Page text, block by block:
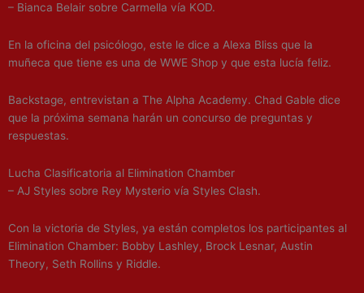
– Bianca Belair sobre Carmella vía KOD.
En la oficina del psicólogo, este le dice a Alexa Bliss que la
muñeca que tiene es una de WWE Shop y que esta lucía feliz.
Backstage, entrevistan a The Alpha Academy. Chad Gable dice
que la próxima semana harán un concurso de preguntas y
respuestas.
Lucha Clasificatoria al Elimination Chamber
– AJ Styles sobre Rey Mysterio vía Styles Clash.
Con la victoria de Styles, ya están completos los participantes al
Elimination Chamber: Bobby Lashley, Brock Lesnar, Austin
Theory, Seth Rollins y Riddle.